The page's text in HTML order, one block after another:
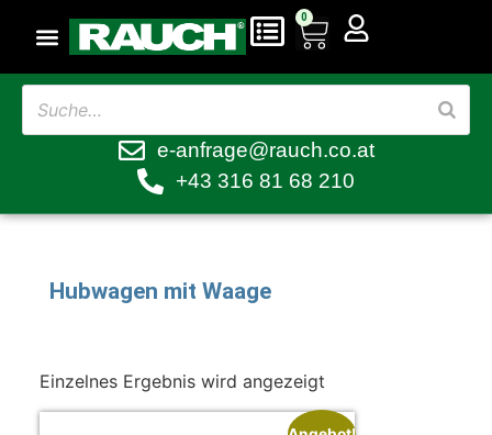
0
e-anfrage@rauch.co.at
+43 316 81 68 210
Hubwagen mit Waage
Einzelnes Ergebnis wird angezeigt